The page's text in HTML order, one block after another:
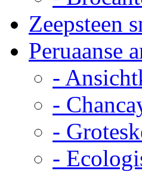
Zeepsteen
Peruaanse
-
-
-
-